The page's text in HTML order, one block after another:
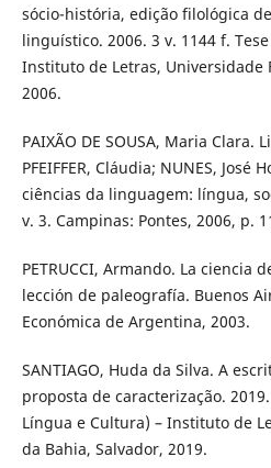
sócio-história, edição filológica
linguístico. 2006. 3 v. 1144 f.
Instituto de Letras, Universidade
2006.
PAIXÃO DE SOUSA, Maria
PFEIFFER, Cláudia; NUNES,
ciências da linguagem: língua,
v. 3. Campinas: Pontes, 2006, p.
PETRUCCI, Armando. La ciencia
lección de paleografía. Buenos
Económica de Argentina, 2003.
SANTIAGO, Huda da Silva. A
proposta de caracterização.
Língua e Cultura) – Instituto de
da Bahia, Salvador, 2019.